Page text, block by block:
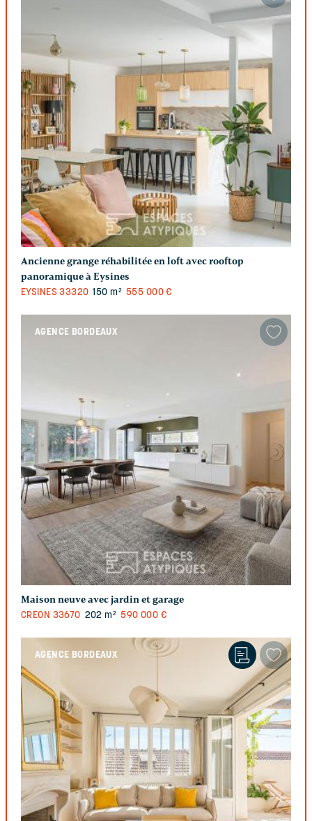
Ancienne grange réhabilitée en loft avec rooftop
panoramique à Eysines
EYSINES 33320 150 m² 555 000 €
AGENCE BORDEAUX
Maison neuve avec jardin et garage
CREON 33670 202 m² 590 000 €
AGENCE BORDEAUX